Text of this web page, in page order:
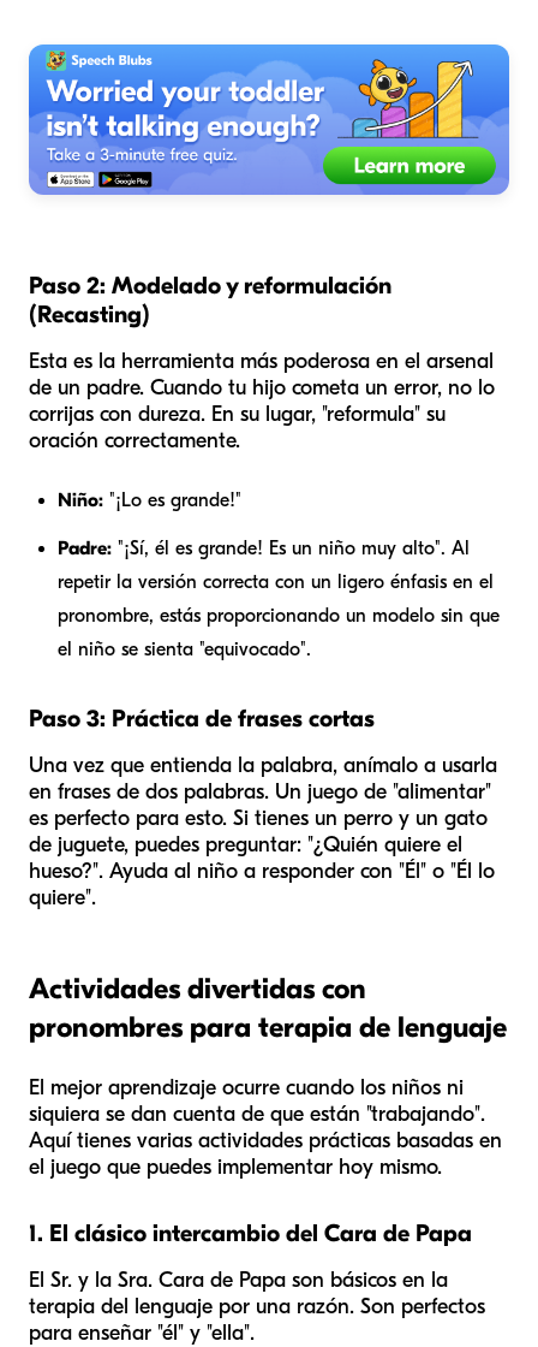
Paso 2: Modelado y reformulación
(Recasting)
Esta es la herramienta más poderosa en el arsenal
de un padre. Cuando tu hijo cometa un error, no lo
corrijas con dureza. En su lugar, "reformula" su
oración correctamente.
Niño: "¡Lo es grande!"
Padre: "¡Sí, él es grande! Es un niño muy alto". Al
repetir la versión correcta con un ligero énfasis en el
pronombre, estás proporcionando un modelo sin que
el niño se sienta "equivocado".
Paso 3: Práctica de frases cortas
Una vez que entienda la palabra, anímalo a usarla
en frases de dos palabras. Un juego de "alimentar"
es perfecto para esto. Si tienes un perro y un gato
de juguete, puedes preguntar: "¿Quién quiere el
hueso?". Ayuda al niño a responder con "Él" o "Él lo
quiere".
Actividades divertidas con
pronombres para terapia de lenguaje
El mejor aprendizaje ocurre cuando los niños ni
siquiera se dan cuenta de que están "trabajando".
Aquí tienes varias actividades prácticas basadas en
el juego que puedes implementar hoy mismo.
1. El clásico intercambio del Cara de Papa
El Sr. y la Sra. Cara de Papa son básicos en la
terapia del lenguaje por una razón. Son perfectos
para enseñar "él" y "ella".